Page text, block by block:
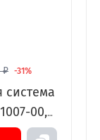
₽ -31%
система
00,